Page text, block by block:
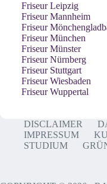
Friseur Leipzig
Friseur Mannheim
Friseur
Friseur München
Friseur Münster
Friseur Nürnberg
Friseur Stuttgart
Friseur Wiesbaden
Friseur Wuppertal
DISCLAIMER
IMPRESSUM
STUDIUM